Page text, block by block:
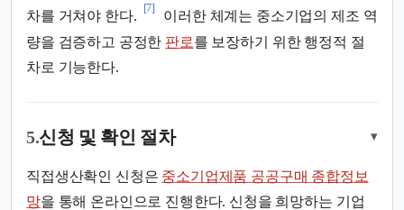
차를 거쳐야 한다.
[7]
이러한 체계는 중소기업의 제조 역
량을 검증하고 공정한 판로를 보장하기 위한 행정적 절
차로 기능한다.
5.신청 및 확인 절차 ▾
직접생산확인 신청은 중소기업제품 공공구매 종합정보
망을 통해 온라인으로 진행한다. 신청을 희망하는 기업